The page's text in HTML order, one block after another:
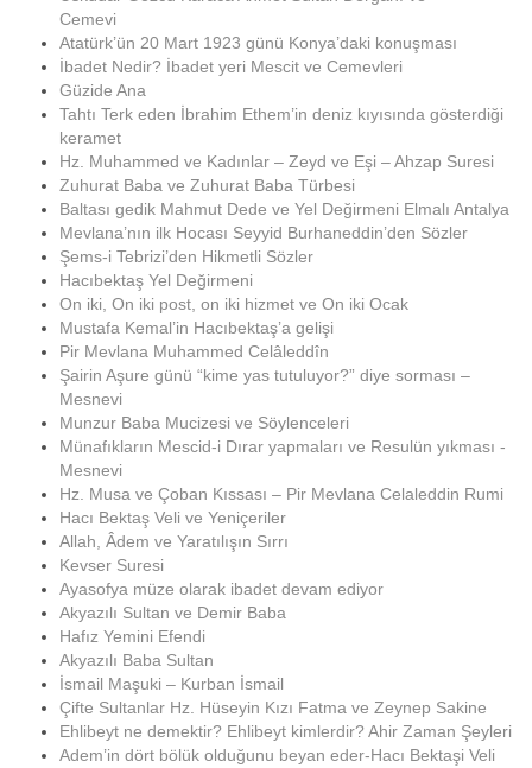
Cemevi
Atatürk’ün 20 Mart 1923 günü Konya’daki konuşması
İbadet Nedir? İbadet yeri Mescit ve Cemevleri
Güzide Ana
Tahtı Terk eden İbrahim Ethem’in deniz kıyısında gösterdiği
keramet
Hz. Muhammed ve Kadınlar – Zeyd ve Eşi – Ahzap Suresi
Zuhurat Baba ve Zuhurat Baba Türbesi
Baltası gedik Mahmut Dede ve Yel Değirmeni Elmalı Antalya
Mevlana’nın ilk Hocası Seyyid Burhaneddin’den Sözler
Şems-i Tebrizi’den Hikmetli Sözler
Hacıbektaş Yel Değirmeni
On iki, On iki post, on iki hizmet ve On iki Ocak
Mustafa Kemal’in Hacıbektaş’a gelişi
Pir Mevlana Muhammed Celâleddîn
Şairin Aşure günü “kime yas tutuluyor?” diye sorması –
Mesnevi
Munzur Baba Mucizesi ve Söylenceleri
Münafıkların Mescid-i Dırar yapmaları ve Resulün yıkması -
Mesnevi
Hz. Musa ve Çoban Kıssası – Pir Mevlana Celaleddin Rumi
Hacı Bektaş Veli ve Yeniçeriler
Allah, Âdem ve Yaratılışın Sırrı
Kevser Suresi
Ayasofya müze olarak ibadet devam ediyor
Akyazılı Sultan ve Demir Baba
Hafız Yemini Efendi
Akyazılı Baba Sultan
İsmail Maşuki – Kurban İsmail
Çifte Sultanlar Hz. Hüseyin Kızı Fatma ve Zeynep Sakine
Ehlibeyt ne demektir? Ehlibeyt kimlerdir? Ahir Zaman Şeyleri
Adem’in dört bölük olduğunu beyan eder-Hacı Bektaşi Veli